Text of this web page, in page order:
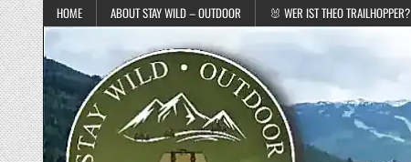
Skip to content
HOME ABOUT STAY WILD – OUTDOOR 🐰 WER IST THEO TRAILHOPPER?